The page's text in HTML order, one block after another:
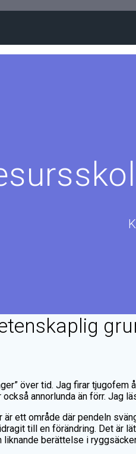
över tid. Jag firar
annorlunda än förr.
ett område där pendeln
till en förändring. Det är
liknande berättelse i